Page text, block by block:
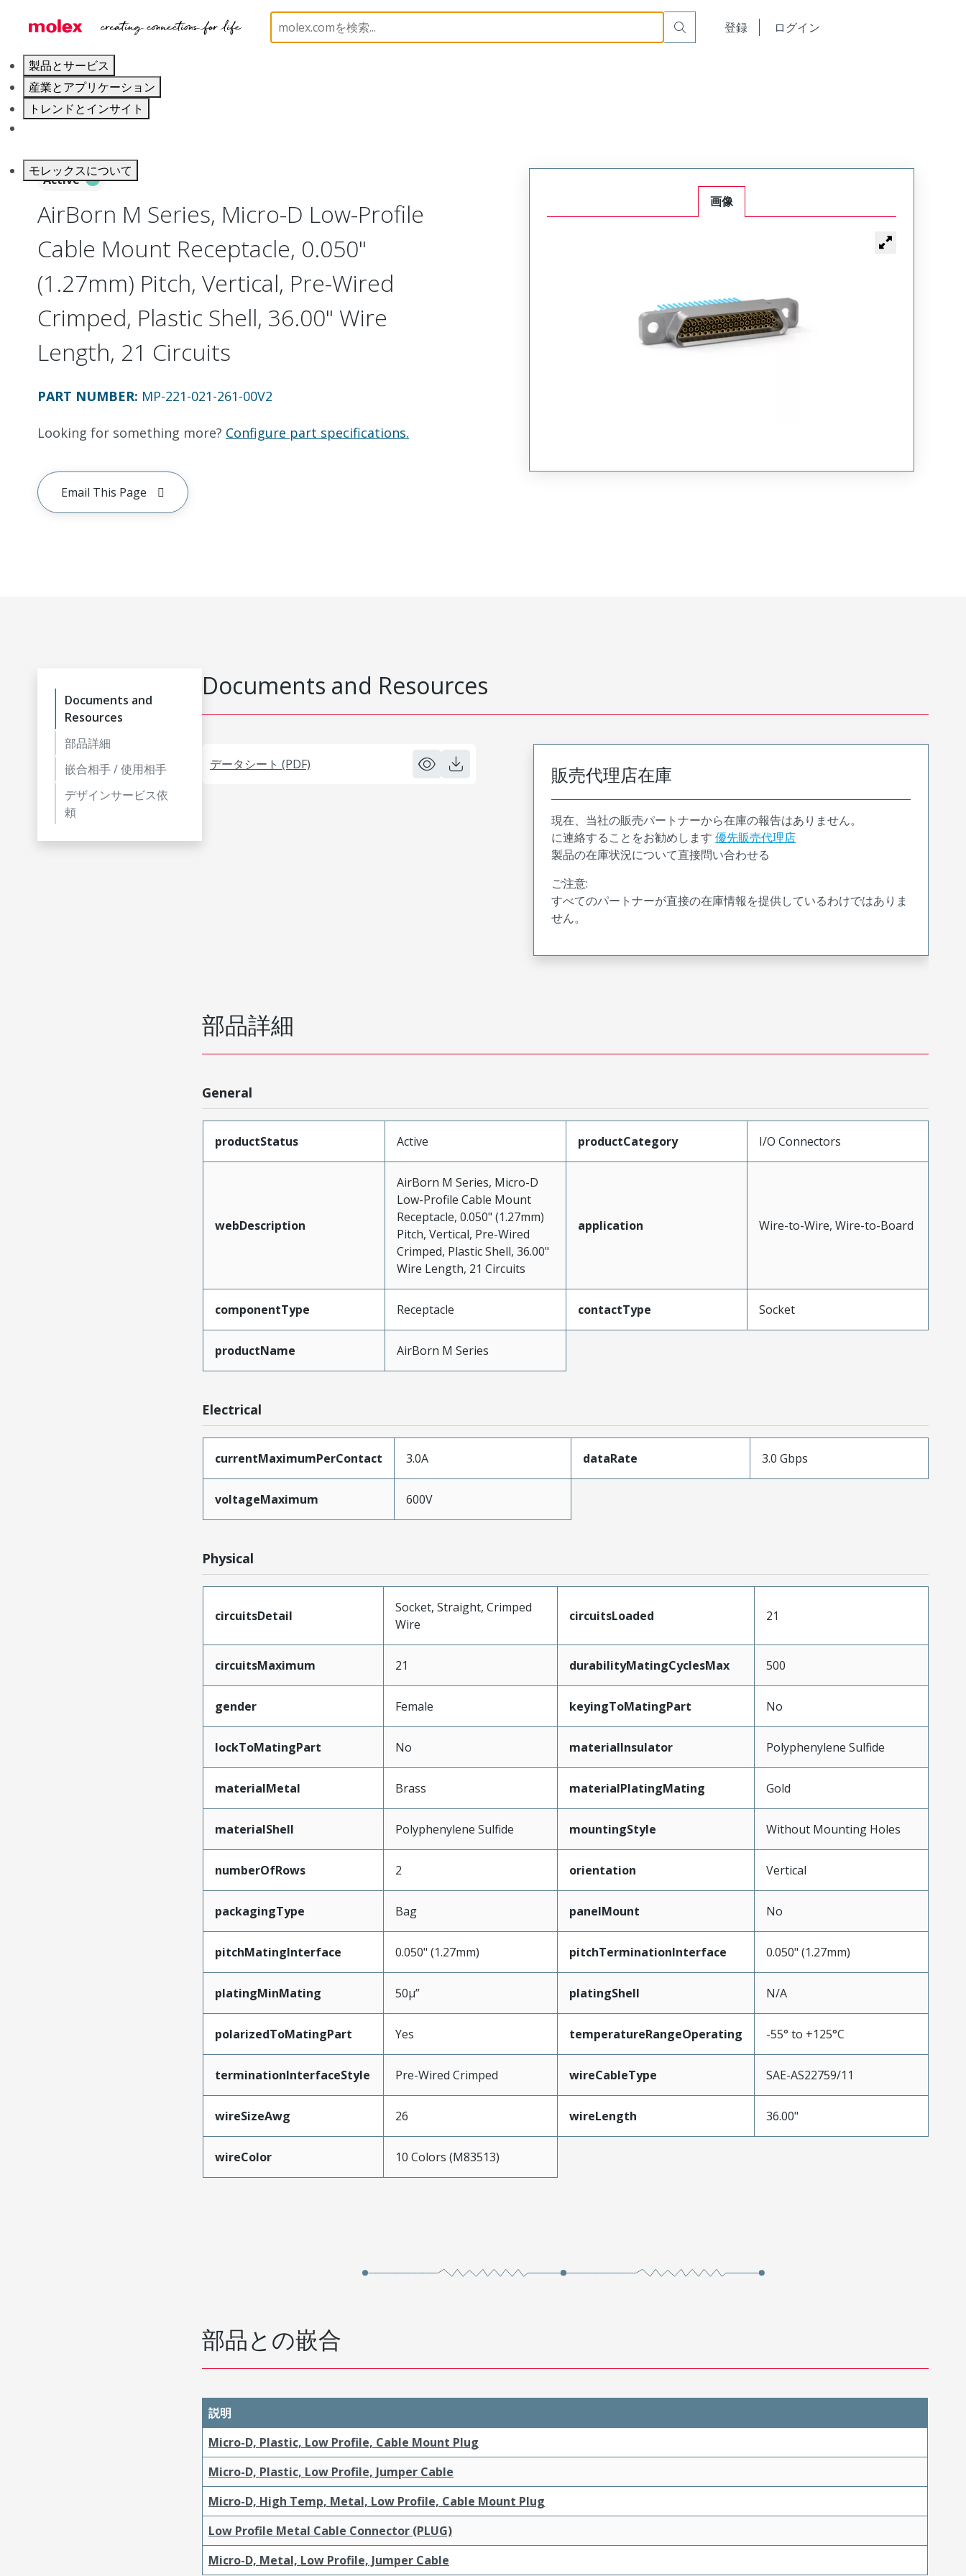
登録 ログイン
製品とサービス
産業とアプリケーション
トレンドとインサイト
モレックスについて
Micro-D, Plastic, Low Profile, Cable Mount Receptacle MP-221-021-261-00V2
Active
AirBorn M Series, Micro-D Low-Profile
Cable Mount Receptacle, 0.050"
(1.27mm) Pitch, Vertical, Pre-Wired
Crimped, Plastic Shell, 36.00" Wire
Length, 21 Circuits
PART NUMBER: MP-221-021-261-00V2
Looking for something more? Configure part specifications.
Email This Page
画像
Documents and
Resources
部品詳細
嵌合相手 / 使用相手
デザインサービス依
頼
Documents and Resources
データシート (PDF) 販売代理店在庫
現在、当社の販売パートナーから在庫の報告はありません。
に連絡することをお勧めします 優先販売代理店
製品の在庫状況について直接問い合わせる
ご注意:
すべてのパートナーが直接の在庫情報を提供しているわけではありま
せん。
部品詳細
General
productStatus Active productCategory I/O Connectors
webDescription
AirBorn M Series, Micro-D
Low-Profile Cable Mount
Receptacle, 0.050" (1.27mm)
Pitch, Vertical, Pre-Wired
Crimped, Plastic Shell, 36.00"
Wire Length, 21 Circuits
application Wire-to-Wire, Wire-to-Board
componentType Receptacle contactType Socket
productName AirBorn M Series
Electrical
currentMaximumPerContact 3.0A dataRate 3.0 Gbps
voltageMaximum 600V
Physical
circuitsDetail
Socket, Straight, Crimped
Wire
circuitsLoaded 21
circuitsMaximum 21 durabilityMatingCyclesMax 500
gender Female keyingToMatingPart No
lockToMatingPart No materialInsulator Polyphenylene Sulfide
materialMetal Brass materialPlatingMating Gold
materialShell Polyphenylene Sulfide mountingStyle Without Mounting Holes
numberOfRows 2 orientation Vertical
packagingType Bag panelMount No
pitchMatingInterface 0.050" (1.27mm) pitchTerminationInterface 0.050" (1.27mm)
platingMinMating 50µ” platingShell N/A
polarizedToMatingPart Yes temperatureRangeOperating -55° to +125°C
terminationInterfaceStyle Pre-Wired Crimped wireCableType SAE-AS22759/11
wireSizeAwg 26 wireLength 36.00"
wireColor 10 Colors (M83513)
部品との嵌合
説明
Micro-D, Plastic, Low Profile, Cable Mount Plug
Micro-D, Plastic, Low Profile, Jumper Cable
Micro-D, High Temp, Metal, Low Profile, Cable Mount Plug
Low Profile Metal Cable Connector (PLUG)
Micro-D, Metal, Low Profile, Jumper Cable